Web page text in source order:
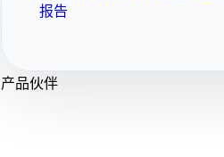
报告
产品伙伴